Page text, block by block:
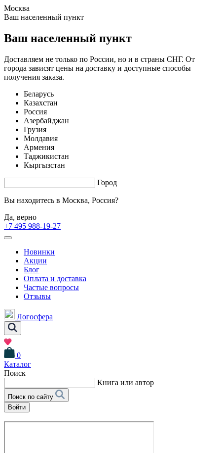
Москва
Ваш населенный пункт
Ваш населенный пункт
Доставляем не только по России, но и в страны СНГ. От
города зависят цены на доставку и доступные способы
получения заказа.
Беларусь
Казахстан
Россия
Азербайджан
Грузия
Молдавия
Армения
Таджикистан
Кыргызстан
Город
Вы находитесь в Москва, Россия?
Да, верно
+7 495 988-19-27
Новинки
Акции
Блог
Оплата и доставка
Частые вопросы
Отзывы
Логосфера
0
Каталог
Поиск
Книга или автор
Поиск по сайту
Войти